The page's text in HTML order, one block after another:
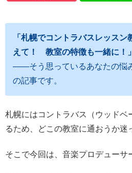
「札幌でコントラバスレッス
えて！ 教室の特徴も一緒に ！」
――そう思っているあなたの悩
の記事です。
札幌にはコントラバス（ウッドベ
るため、どこの教室に通おうか迷
そこで今回は、音楽プロデューサ